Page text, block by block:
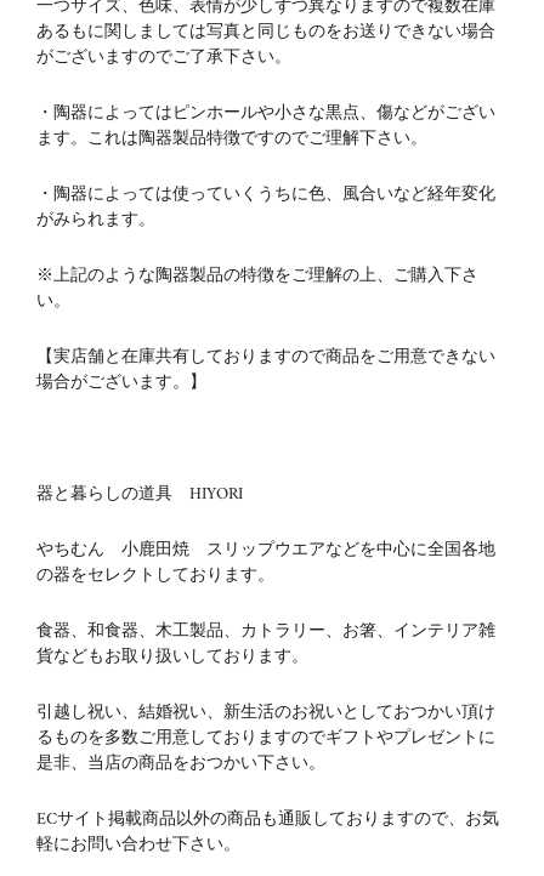
一つサイズ、色味、表情が少しずつ異なりますので複数在庫
あるもに関しましては写真と同じものをお送りできない場合
がございますのでご了承下さい。
・陶器によってはピンホールや小さな黒点、傷などがござい
ます。これは陶器製品特徴ですのでご理解下さい。
・陶器によっては使っていくうちに色、風合いなど経年変化
がみられます。
※上記のような陶器製品の特徴をご理解の上、ご購入下さ
い。
【実店舗と在庫共有しておりますので商品をご用意できない
場合がございます。】
器と暮らしの道具 HIYORI
やちむん 小鹿田焼 スリップウエアなどを中心に全国各地
の器をセレクトしております。
食器、和食器、木工製品、カトラリー、お箸、インテリア雑
貨などもお取り扱いしております。
引越し祝い、結婚祝い、新生活のお祝いとしておつかい頂け
るものを多数ご用意しておりますのでギフトやプレゼントに
是非、当店の商品をおつかい下さい。
ECサイト掲載商品以外の商品も通販しておりますので、お気
軽にお問い合わせ下さい。